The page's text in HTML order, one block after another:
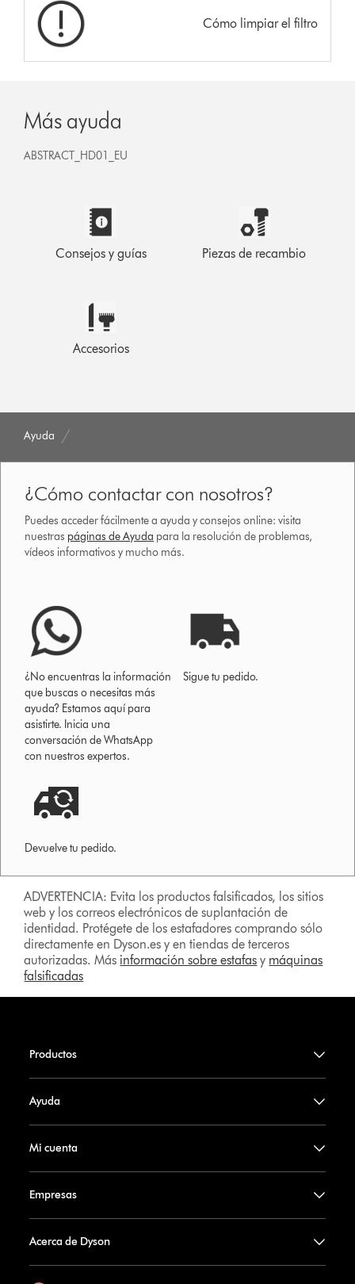
Cómo limpiar el filtro
Más ayuda
ABSTRACT_HD01_EU
Consejos y guías Piezas de recambio
Accesorios
Ayuda
¿Cómo contactar con nosotros?
Puedes acceder fácilmente a ayuda y consejos online: visita
nuestras páginas de Ayuda para la resolución de problemas,
vídeos informativos y mucho más.
¿No encuentras la información
que buscas o necesitas más
ayuda? Estamos aquí para
asistirte. Inicia una
conversación de WhatsApp
con nuestros expertos.
Sigue tu pedido.
Devuelve tu pedido.
ADVERTENCIA: Evita los productos falsificados, los sitios
web y los correos electrónicos de suplantación de
identidad. Protégete de los estafadores comprando sólo
directamente en Dyson.es y en tiendas de terceros
autorizadas. Más información sobre estafas y máquinas
falsificadas
Productos
Ayuda
Mi cuenta
Empresas
Acerca de Dyson